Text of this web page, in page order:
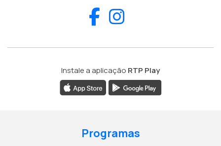
Facebook
Instale a aplicação RTP Play
Programas